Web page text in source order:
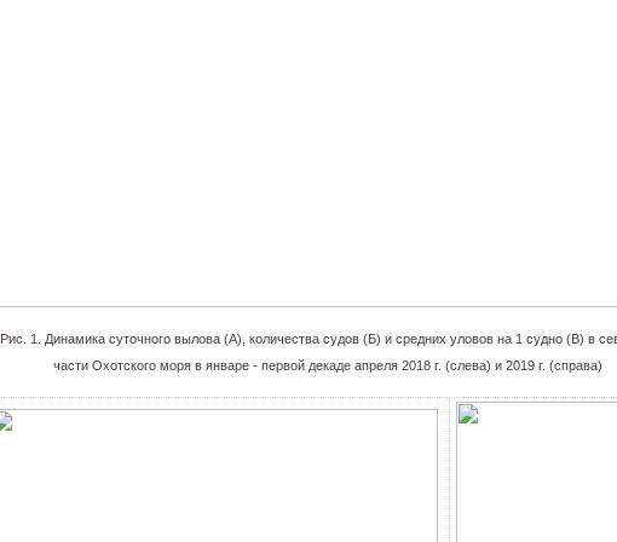
Рис. 1. Динамика суточного вылова (А), количества судов (Б) и средних уловов на 1 судно (В) в
части Охотского моря в январе - первой декаде апреля 2018 г. (слева) и 2019 г. (справа)